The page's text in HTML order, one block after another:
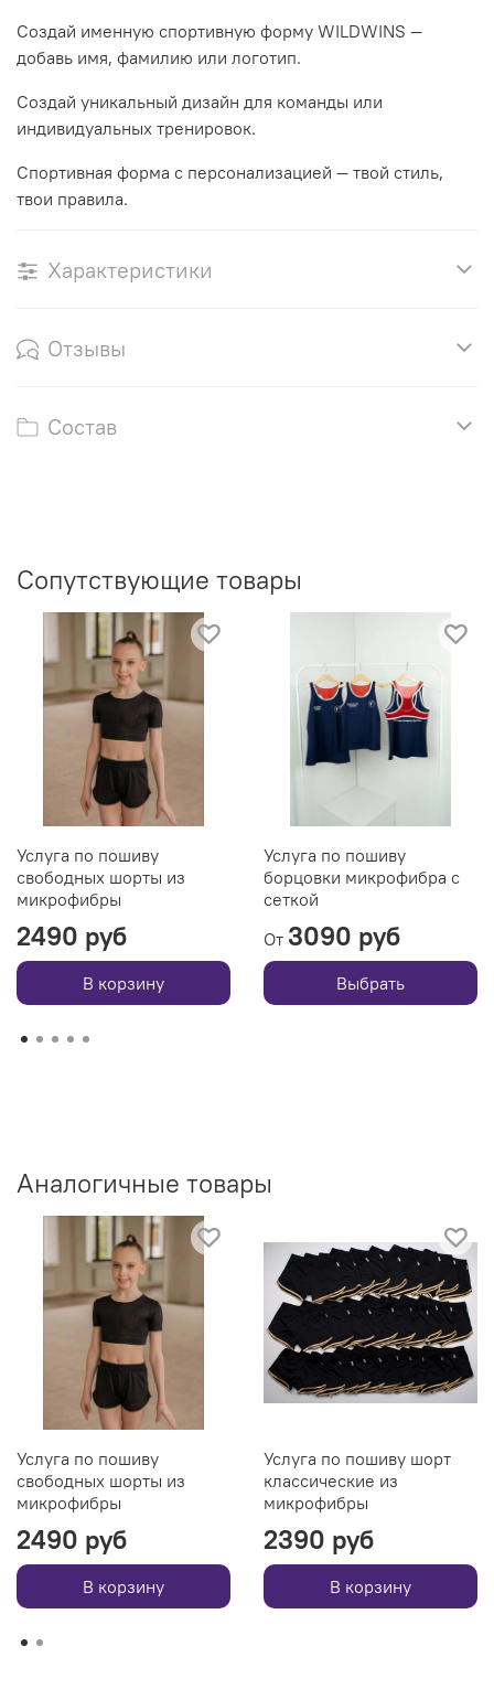
Создай именную спортивную форму WILDWINS —
добавь имя, фамилию или логотип.
Создай уникальный дизайн для команды или
индивидуальных тренировок.
Спортивная форма с персонализацией — твой стиль,
твои правила.
Характеристики
Отзывы
Состав
Сопутствующие товары
Услуга по пошиву
свободных шорты из
микрофибры
2490 руб
В корзину
Услуга по пошиву
борцовки микрофибра с
сеткой
От 3090 руб
Выбрать
Аналогичные товары
Услуга по пошиву
свободных шорты из
микрофибры
2490 руб
В корзину
Услуга по пошиву шорт
классические из
микрофибры
2390 руб
В корзину